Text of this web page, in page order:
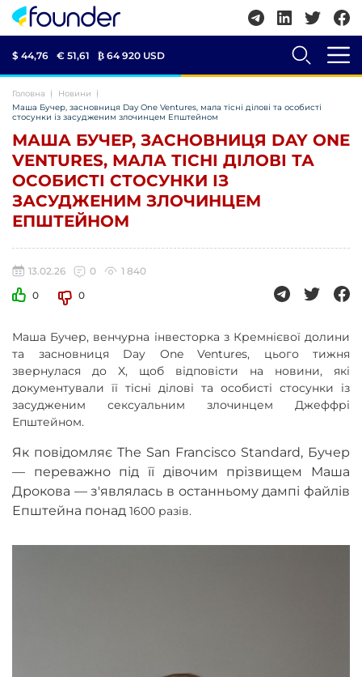
$ 44,76 € 51,61 ₿ 64 920 USD
Головна
Новини
Маша Бучер, засновниця Day One Ventures, мала тісні ділові та особисті
стосунки із засудженим злочинцем Епштейном
МАША БУЧЕР, ЗАСНОВНИЦЯ DAY ONE
VENTURES, МАЛА ТІСНІ ДІЛОВІ ТА
ОСОБИСТІ СТОСУНКИ ІЗ
ЗАСУДЖЕНИМ ЗЛОЧИНЦЕМ
ЕПШТЕЙНОМ
13.02.26 0
1 840
0
0
Маша Бучер, венчурна інвесторка з Кремнієвої долини
та засновниця Day One Ventures, цього тижня
звернулася до X, щоб відповісти на новини, які
документували її тісні ділові та особисті стосунки із
засудженим сексуальним злочинцем Джеффрі
Епштейном.
Як повідомляє The San Francisco Standard, Бучер
— переважно під її дівочим прізвищем Маша
Дрокова — з'являлась в останньому дампі файлів
Епштейна понад 1600 разів.